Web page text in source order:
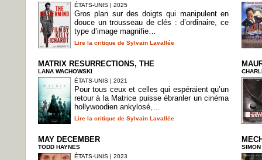
ÉTATS-UNIS | 2025
Gros plan sur des doigts qui manipulent en
douce un trousseau de clés : d’ordinaire, ce
type d’image magnifie…
Lire la critique de Sylvain Lavallée
MATRIX RESURRECTIONS, THE
LANA WACHOWSKI
ÉTATS-UNIS | 2021
Pour tous ceux et celles qui espéraient qu’un
retour à la Matrice puisse ébranler un cinéma
hollywoodien ankylosé,…
Lire la critique de Sylvain Lavallée
MAY DECEMBER
TODD HAYNES
ÉTATS-UNIS | 2023